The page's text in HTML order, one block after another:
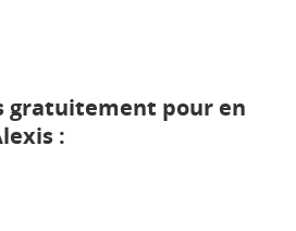
gratuitement pour en
: